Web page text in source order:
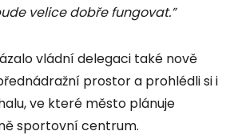
velice dobře fungovat.”
vládní delegaci také nově
prostor a prohlédli si i
ve které město plánuje
sportovní centrum.